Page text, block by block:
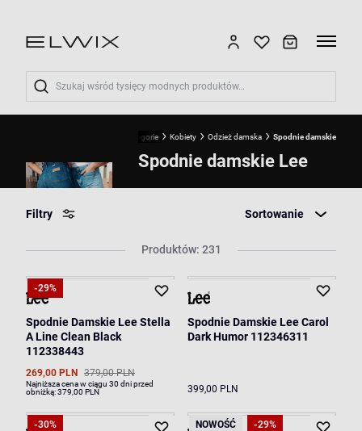
Wyszukaj
Kategorie Kobiety Odzież damska Spodnie damskie
Spodnie damskie Lee
Filtry Sortowanie
Produktów: 231
-29%
Spodnie Damskie Lee Stella
A Line Clean Black
112338443
269,00 PLN 379,00 PLN
Najniższa cena w ciągu 30 dni przed
obniżką:379,00 PLN
Spodnie Damskie Lee Carol
Dark Humor 112346311
399,00 PLN
-30% NOWOŚĆ -29%